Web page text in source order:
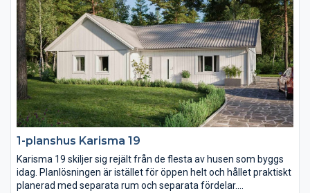
1-planshus Karisma 19
Karisma 19 skiljer sig rejält från de flesta av husen som byggs
idag. Planlösningen är istället för öppen helt och hållet praktiskt
planerad med separata rum och separata fördelar.